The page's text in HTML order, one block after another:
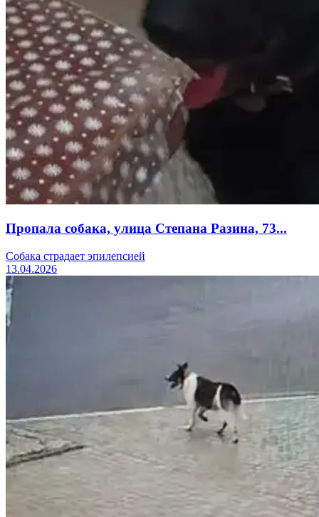
Пропала собака, улица Степана Разина, 73...
Собака страдает эпилепсией
13.04.2026